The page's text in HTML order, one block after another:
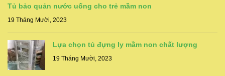
Tủ bảo quản nước uống cho trẻ mầm non
19 Tháng Mười, 2023
Lựa chọn tủ đựng ly mầm non chất lượng
19 Tháng Mười, 2023